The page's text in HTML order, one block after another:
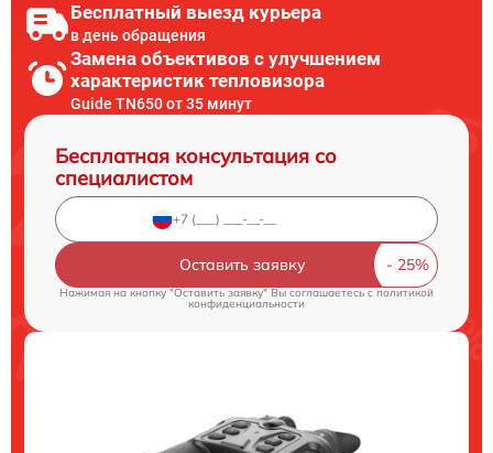
Бесплатный выезд курьера
в день обращения
Замена объективов с улучшением
характеристик тепловизора
Guide TN650 от 35 минут
Бесплатная консультация со
специалистом
Оставить заявку
Нажимая на кнопку "Оставить заявку" Вы соглашаетесь cполитикой
конфиденциальности